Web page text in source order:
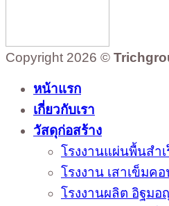
Copyright 2026 ©
หน้าแรก
เกี่ยวกับเรา
วัสดุก่อสร้าง
โรงงานแผ่นพื้นสำเ
โรงงาน เสาเข็มค
โรงงานผลิต อิฐมอ